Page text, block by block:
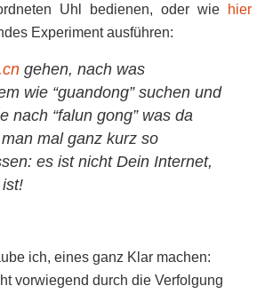
Uhl bedienen, oder wie
hier
Experiment ausführen:
gehen, nach was
wie “guandong” suchen und
nach “falun gong” was da
mal ganz kurz so
es ist nicht Dein Internet,
ich, eines ganz Klar machen:
vorwiegend durch die Verfolgung